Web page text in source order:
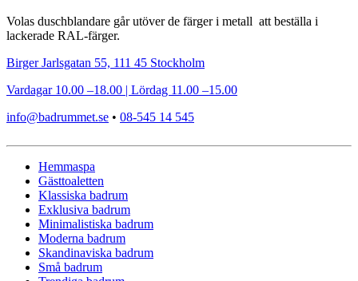
Volas duschblandare går utöver de färger i metall att beställa i
lackerade RAL-färger.
Birger Jarlsgatan 55, 111 45 Stockholm
Vardagar 10.00 –18.00 | Lördag 11.00 –15.00
info@badrummet.se • 08-545 14 545
Hemmaspa
Gästtoaletten
Klassiska badrum
Exklusiva badrum
Minimalistiska badrum
Moderna badrum
Skandinaviska badrum
Små badrum